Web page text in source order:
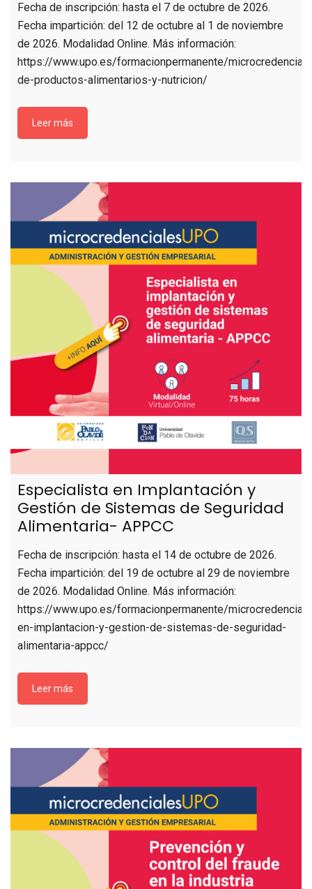
Fecha de inscripción: hasta el 7 de octubre de 2026.
Fecha impartición: del 12 de octubre al 1 de noviembre
de 2026. Modalidad Online. Más información:
https://www.upo.es/formacionpermanente/
de-productos-alimentarios-y-nutricion/
Leer más
Especialista en Implantación y
Gestión de Sistemas de Seguridad
Alimentaria- APPCC
Fecha de inscripción: hasta el 14 de octubre de 2026.
Fecha impartición: del 19 de octubre al 29 de noviembre
de 2026. Modalidad Online. Más información:
https://www.upo.es/formacionpermanente/
en-implantacion-y-gestion-de-sistemas-de-seguridad-
alimentaria-appcc/
Leer más